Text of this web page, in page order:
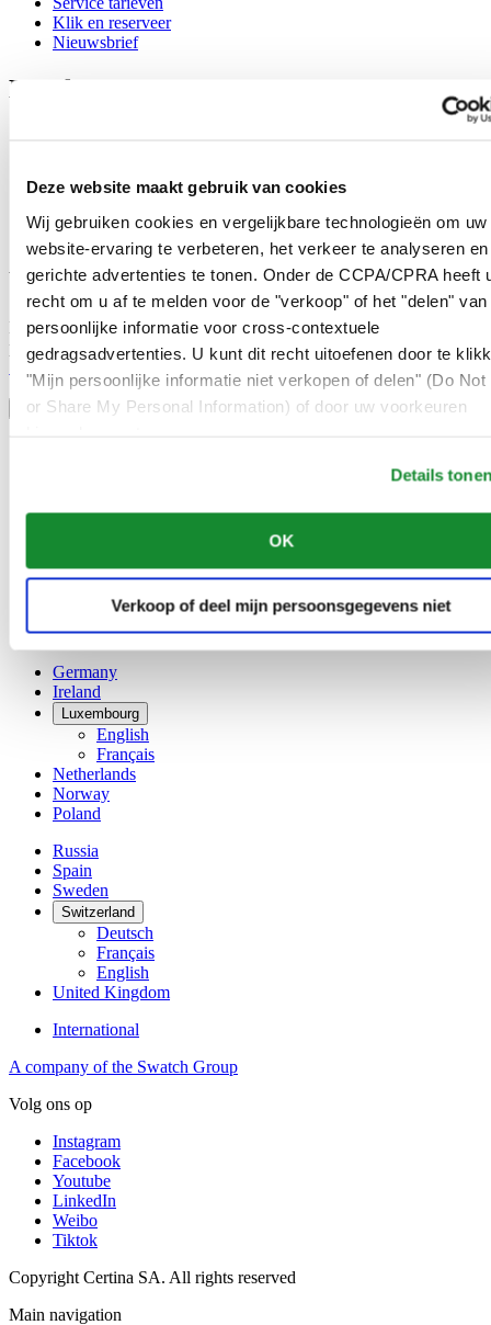
Deze website maakt gebruik van cookies
Wij gebruiken cookies en vergelijkbare technologieën om uw
website-ervaring te verbeteren, het verkeer te analyseren en
gerichte advertenties te tonen. Onder de CCPA/CPRA heeft
recht om u af te melden voor de "verkoop" of het "delen" van
persoonlijke informatie voor cross-contextuele
gedragsadvertenties. U kunt dit recht uitoefenen door te
"Mijn persoonlijke informatie niet verkopen of delen" (Do Not
or Share My Personal Information) of door uw voorkeuren
Details
OK
Verkoop of deel mijn persoonsgegevens niet
Klik en reserveer
Nieuwsbrief
Legal
Contact
Verkoopvoorwaarden
Herroeping van de overeenkomst
Word lid van de CERTINA club
Meld je aan en ontvang exclusieve aanbiedingen en
productrecensies
Schrijf je in!
Selecteer een land/regio
Taalkeuze
Français
简体中文
Denmark
France
Germany
Ireland
Luxembourg
English
Français
Netherlands
Norway
Poland
Russia
Spain
Sweden
Switzerland
Deutsch
Français
English
United Kingdom
International
A company of the Swatch Group
Volg ons op
Instagram
Facebook
Youtube
LinkedIn
Weibo
Tiktok
Copyright Certina SA. All rights reserved
Main navigation